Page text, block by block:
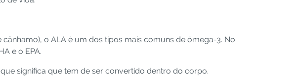
o ALA é um dos tipos mais comuns de ómega-3. No
e o EPA.
significa que tem de ser convertido dentro do corpo.